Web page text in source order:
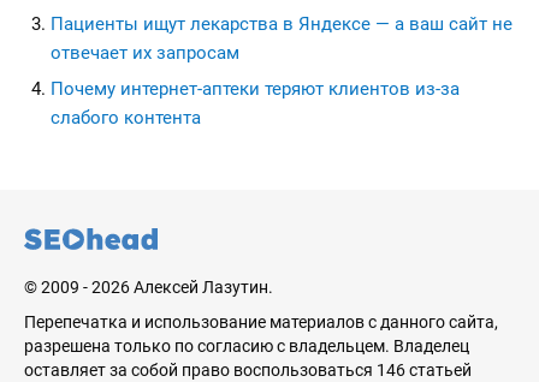
Пациенты ищут лекарства в Яндексе — а ваш сайт не
отвечает их запросам
Почему интернет-аптеки теряют клиентов из-за
слабого контента
© 2009 - 2026 Алексей Лазутин.
Перепечатка и использование материалов с данного сайта,
разрешена только по согласию с владельцем. Владелец
оставляет за собой право воспользоваться 146 статьей